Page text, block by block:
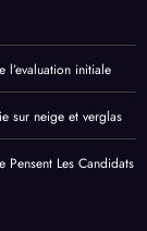
initiale
sur neige et verglas
Les Candidats